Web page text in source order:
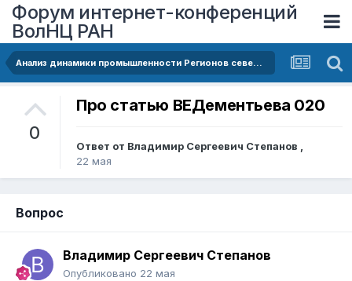
Форум интернет-конференций
ВолНЦ РАН
Анализ динамики промышленности Регионов северо-запада россии
0
Про статью ВЕДементьева 020
Ответ от Владимир Сергеевич Степанов ,
22 мая
Вопрос
Владимир Сергеевич Степанов
Опубликовано 22 мая